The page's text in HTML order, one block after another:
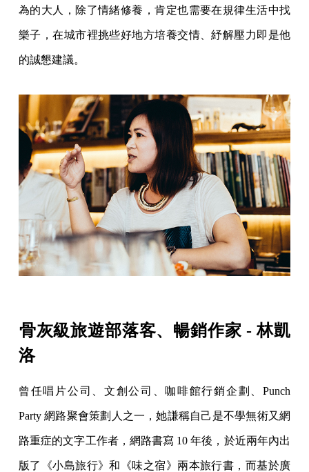
為的大人，除了情緒修養，肯定也需要在規律生活中找
樂子，在城市裡挑些好地方培養交情、紓解壓力即是他
的誠懇建議。
骨灰級旅遊部落客、暢銷作家 - 林凱
洛
曾任唱片公司、文創公司、咖啡館行銷企劃、Punch
Party 網路聚會策劃人之一，她謙稱自己是不學無術又網
路重症的文字工作者，網路書寫 10 年後，於近兩年內出
版了《小島旅行》和《味之宿》兩本旅行書，而基於廣